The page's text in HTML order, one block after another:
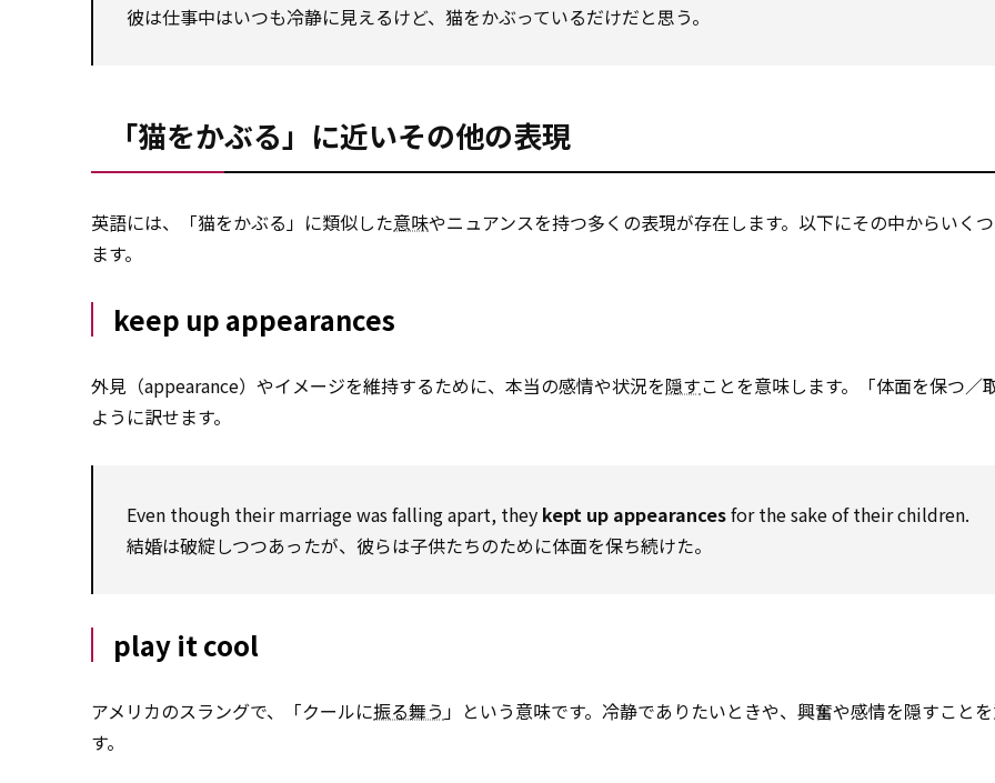
彼は仕事中はいつも冷静に見えるけど、猫をかぶっているだけだと思う。
「猫をかぶる」に近いその他の表現
英語には、「猫をかぶる」に類似した意味やニュアンスを持つ多くの表現が存在します。以下にその中からいく
ます。
keep up appearances
外見（appearance）やイメージを維持するために、本当の感情や状況を隠すことを意味します。「体面を保つ／
ように訳せます。
Even though their marriage was falling apart, they kept up appearancesfor the sake of their children.
結婚は破綻しつつあったが、彼らは子供たちのために体面を保ち続けた。
play it cool
アメリカのスラングで、「クールに振る舞う 」という意味です。冷静でありたいときや、興奮や感情を隠すこと
す。